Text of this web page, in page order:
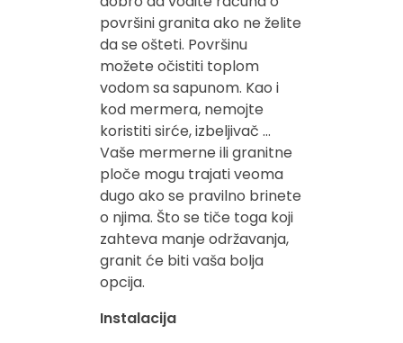
površini granita ako ne želite
da se ošteti. Površinu
možete očistiti toplom
vodom sa sapunom. Kao i
kod mermera, nemojte
koristiti sirće, izbeljivač …
Vaše mermerne ili granitne
ploče mogu trajati veoma
dugo ako se pravilno brinete
o njima. Što se tiče toga koji
zahteva manje održavanja,
granit će biti vaša bolja
opcija.
Instalacija